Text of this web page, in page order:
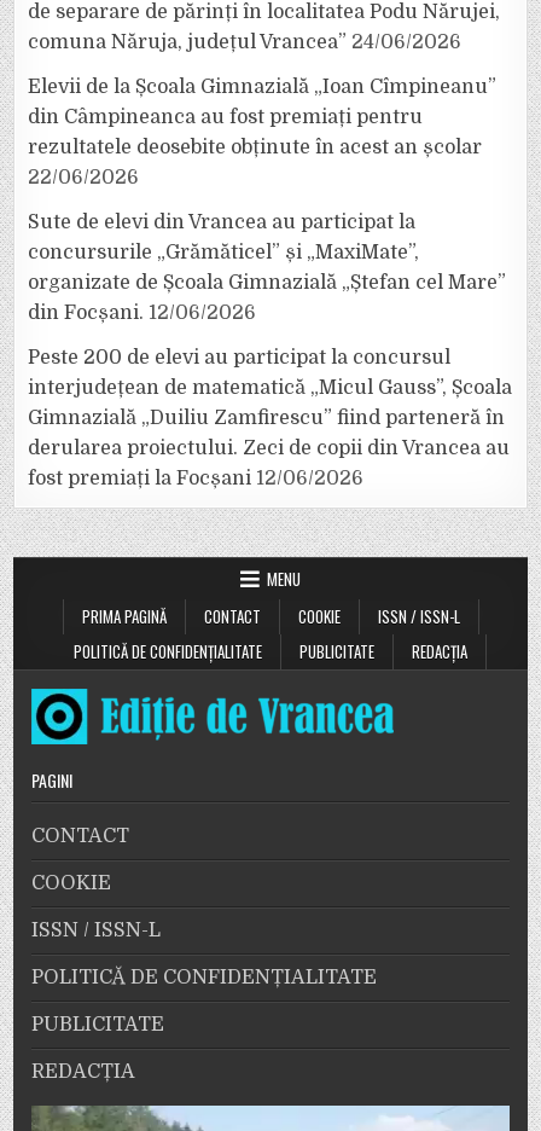
de separare de părinți în localitatea Podu Nărujei,
comuna Năruja, județul Vrancea” 24/06/2026
Elevii de la Școala Gimnazială „Ioan Cîmpineanu”
din Câmpineanca au fost premiați pentru
rezultatele deosebite obținute în acest an școlar
22/06/2026
Sute de elevi din Vrancea au participat la
concursurile „Grămăticel” și „MaxiMate”,
organizate de Școala Gimnazială „Ștefan cel Mare”
din Focșani. 12/06/2026
Peste 200 de elevi au participat la concursul
interjudețean de matematică „Micul Gauss”, Școala
Gimnazială „Duiliu Zamfirescu” fiind parteneră în
derularea proiectului. Zeci de copii din Vrancea au
fost premiați la Focșani 12/06/2026
MENU
PRIMA PAGINĂ
CONTACT COOKIE
ISSN / ISSN-L
POLITICĂ DE CONFIDENȚIALITATE
PUBLICITATE REDACȚIA
PAGINI
CONTACT
COOKIE
ISSN / ISSN-L
POLITICĂ DE CONFIDENȚIALITATE
PUBLICITATE
REDACȚIA